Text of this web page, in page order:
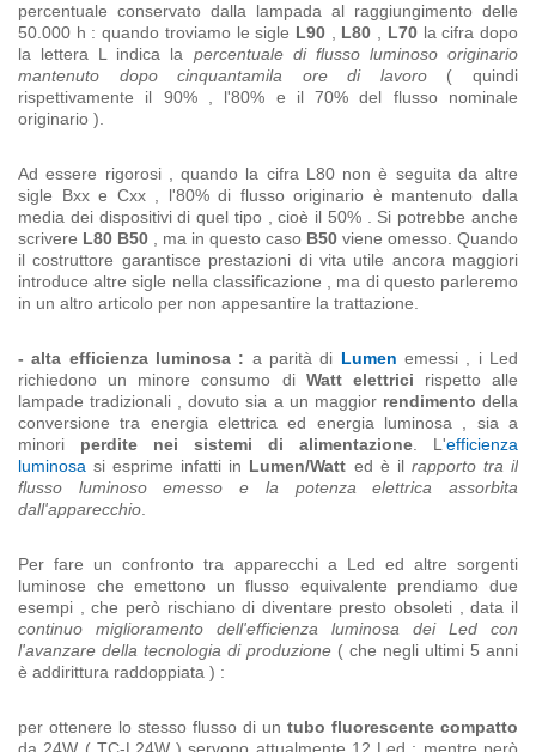
percentuale conservato dalla lampada al raggiungimento delle
50.000 h : quando troviamo le sigle L90 L80 L70la cifra dopo
la lettera L indica la percentuale di flusso luminoso originario
mantenuto dopo cinquantamila ore di lavoro( quindi
rispettivamente il 90% , l'80% e il 70% del flusso nominale
originario ).
Ad essere rigorosi , quando la cifra L80 non è seguita da altre
sigle Bxx e Cxx , l'80% di flusso originario è mantenuto dalla
media dei dispositivi di quel tipo , cioè il 50% . Si potrebbe anche
scrivere L80 B50 , ma in questo caso B50 viene omesso. Quando
il costruttore garantisce prestazioni di vita utile ancora maggiori
introduce altre sigle nella classificazione , ma di questo parleremo
in un altro articolo per non appesantire la trattazione.
- alta efficienza luminosa : a parità di Lumen emessi , i Led
richiedono un minore consumo di Watt elettrici rispetto alle
lampade tradizionali , dovuto sia a un maggior rendimento della
conversione tra energia elettrica ed energia luminosa , sia a
minori perdite nei sistemi di alimentazione . L'efficienza
luminosa si esprime infatti in Lumen/Watt ed è il rapporto tra il
flusso luminoso emesso e la potenza elettrica assorbita
dall'apparecchio
Per fare un confronto tra apparecchi a Led ed altre sorgenti
luminose che emettono un flusso equivalente prendiamo due
esempi , che però rischiano di diventare presto obsoleti , data il
continuo miglioramento dell'efficienza luminosa dei Led con
l'avanzare della tecnologia di produzione ( che negli ultimi 5 anni
è addirittura raddoppiata ) :
per ottenere lo stesso flusso di un tubo fluorescente compatto